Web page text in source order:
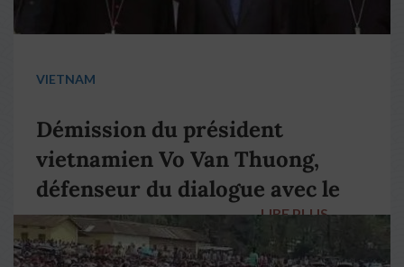
VIETNAM
Démission du président
vietnamien Vo Van Thuong,
défenseur du dialogue avec le
pape François
LIRE PLUS →